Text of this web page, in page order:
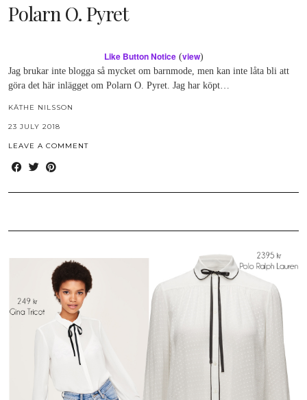
Polarn O. Pyret
Like Button Notice(view)
Jag brukar inte blogga så mycket om barnmode, men kan inte låta bli att
göra det här inlägget om Polarn O. Pyret. Jag har köpt…
KÄTHE NILSSON
23 JULY 2018
LEAVE A COMMENT